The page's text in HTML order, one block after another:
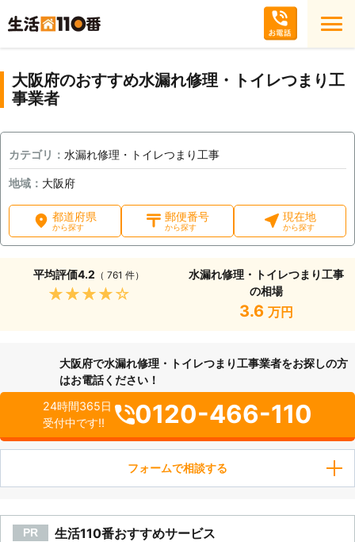
大阪府のおすすめ水漏れ修理・トイレつまり工
事業者
カテゴリ： 水漏れ修理・トイレつまり工事
地域： 大阪府
都道府県
から探す
郵便番号
から探す
現在地
から探す
平均評価4.2 （ 761 件）
★★★★★
水漏れ修理・トイレつまり工事
の相場
3.6 万円
大阪府で水漏れ修理・トイレつまり工事業者をお探しの方
はお電話ください！
24時間365日
受付中です!!
0120-466-110
フォームで相談する
PR 生活110番おすすめサービス